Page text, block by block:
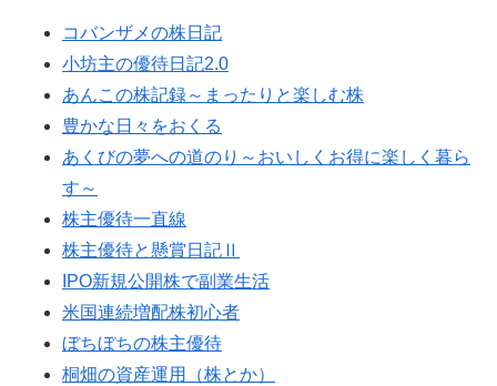
コバンザメの株日記
小坊主の優待日記2.0
あんこの株記録～まったりと楽しむ株
豊かな日々をおくる
あくびの夢への道のり～おいしくお得に楽しく暮ら
す～
株主優待一直線
株主優待と懸賞日記Ⅱ
IPO新規公開株で副業生活
米国連続増配株初心者
ぼちぼちの株主優待
桐畑の資産運用（株とか）